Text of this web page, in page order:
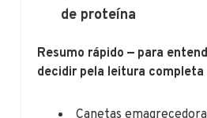
de proteína
Resumo rápido — para
decidir pela leitura completa
Canetas